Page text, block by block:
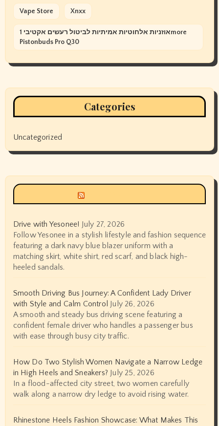
Vape Store Xnxx
אוזניות אלחוטיות אמיתיות לביטול רעשים אקטיבי 1more
Pistonbuds Pro Q30
Categories
Uncategorized
Drive with Yesonee! July 27, 2026
Follow Yesonee in a stylish lifestyle and fashion sequence
featuring a dark navy blue blazer uniform with a
matching skirt, white shirt, red scarf, and black high-
heeled sandals.
Smooth Driving Bus Journey: A Confident Lady Driver
with Style and Calm Control July 26, 2026
A smooth and steady bus driving scene featuring a
confident female driver who handles a passenger bus
with ease through busy city traffic.
How Do Two Stylish Women Navigate a Narrow Ledge
in High Heels and Sneakers? July 25, 2026
In a flood-affected city street, two women carefully
walk along a narrow dry ledge to avoid rising water.
Rhinestone Heels Fashion Showcase: What Makes This